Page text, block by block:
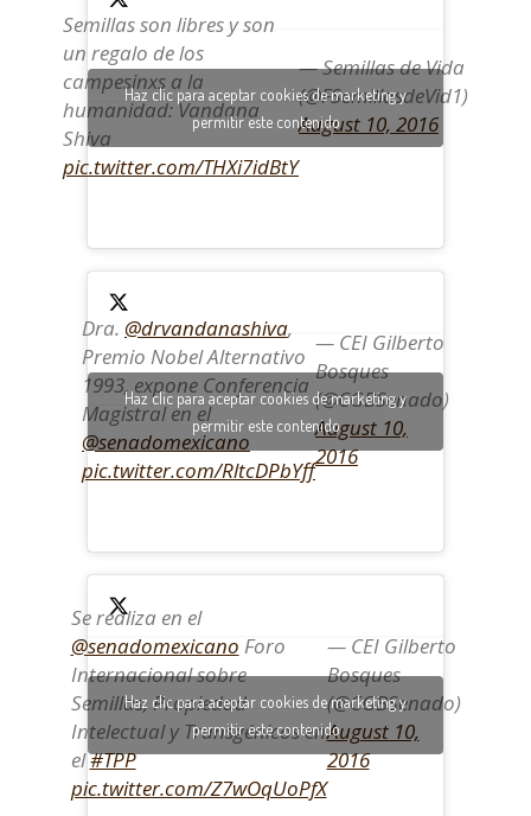
Semillas son libres y son
un regalo de los
campesinxs a la
humanidad: Vandana
Shiva
pic.twitter.com/THXi7idBtY
— Semillas de Vida
(@FSemillasdeVid1)
August 10, 2016
Haz clic para aceptar cookies de marketing y
permitir este contenido
Dra. @drvandanashiva,
Premio Nobel Alternativo
1993, expone Conferencia
Magistral en el
@senadomexicano
pic.twitter.com/RltcDPbYff
— CEI Gilberto
Bosques
(@CGBSenado)
August 10,
2016
Haz clic para aceptar cookies de marketing y
permitir este contenido
Se realiza en el
@senadomexicano Foro
Internacional sobre
Semillas, Propiedad
Intelectual y Transgénicos en
el#TPP
pic.twitter.com/Z7wOqUoPfX
— CEI Gilberto
Bosques
(@CGBSenado)
August 10,
2016
Haz clic para aceptar cookies de marketing y
permitir este contenido